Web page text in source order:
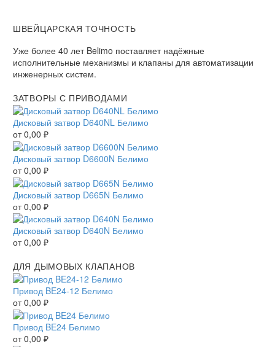
ШВЕЙЦАРСКАЯ ТОЧНОСТЬ
Уже более 40 лет Belimo поставляет надёжные
исполнительные механизмы и клапаны для автоматизации
инженерных систем.
ЗАТВОРЫ С ПРИВОДАМИ
Дисковый затвор D640NL Белимо
от0,00 ₽
Дисковый затвор D6600N Белимо
от0,00 ₽
Дисковый затвор D665N Белимо
от0,00 ₽
Дисковый затвор D640N Белимо
от0,00 ₽
ДЛЯ ДЫМОВЫХ КЛАПАНОВ
Привод BE24-12 Белимо
от0,00 ₽
Привод BE24 Белимо
от0,00 ₽